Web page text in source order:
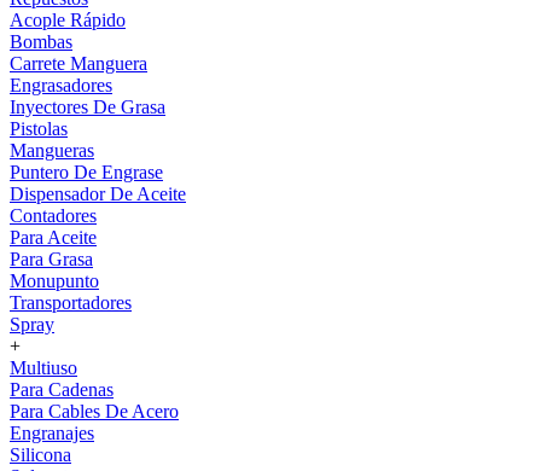
Acople Rápido
Bombas
Carrete Manguera
Engrasadores
Inyectores De Grasa
Pistolas
Mangueras
Puntero De Engrase
Dispensador De Aceite
Contadores
Para Aceite
Para Grasa
Monupunto
Transportadores
Spray
+
Multiuso
Para Cadenas
Para Cables De Acero
Engranajes
Silicona